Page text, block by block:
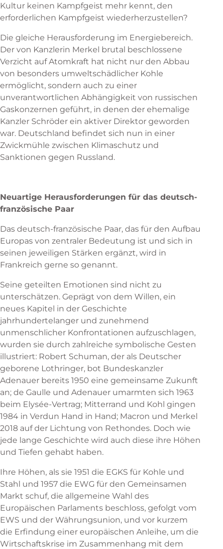
Kultur keinen Kampfgeist mehr kennt, den
erforderlichen Kampfgeist wiederherzustellen?
Die gleiche Herausforderung im Energiebereich.
Der von Kanzlerin Merkel brutal beschlossene
Verzicht auf Atomkraft hat nicht nur den Abbau
von besonders umweltschädlicher Kohle
ermöglicht, sondern auch zu einer
unverantwortlichen Abhängigkeit von russischen
Gaskonzernen geführt, in denen der ehemalige
Kanzler Schröder ein aktiver Direktor geworden
war. Deutschland befindet sich nun in einer
Zwickmühle zwischen Klimaschutz und
Sanktionen gegen Russland.
Neuartige Herausforderungen für das deutsch-
französische Paar
Das deutsch-französische Paar, das für den Aufbau
Europas von zentraler Bedeutung ist und sich in
seinen jeweiligen Stärken ergänzt, wird in
Frankreich gerne so genannt.
Seine geteilten Emotionen sind nicht zu
unterschätzen. Geprägt von dem Willen, ein
neues Kapitel in der Geschichte
jahrhundertelanger und zunehmend
unmenschlicher Konfrontationen aufzuschlagen,
wurden sie durch zahlreiche symbolische Gesten
illustriert: Robert Schuman, der als Deutscher
geborene Lothringer, bot Bundeskanzler
Adenauer bereits 1950 eine gemeinsame Zukunft
an; de Gaulle und Adenauer umarmten sich 1963
beim Elysée-Vertrag; Mitterrand und Kohl gingen
1984 in Verdun Hand in Hand; Macron und Merkel
2018 auf der Lichtung von Rethondes. Doch wie
jede lange Geschichte wird auch diese ihre Höhen
und Tiefen gehabt haben.
Ihre Höhen, als sie 1951 die EGKS für Kohle und
Stahl und 1957 die EWG für den Gemeinsamen
Markt schuf, die allgemeine Wahl des
Europäischen Parlaments beschloss, gefolgt vom
EWS und der Währungsunion, und vor kurzem
die Erfindung einer europäischen Anleihe, um die
Wirtschaftskrise im Zusammenhang mit dem